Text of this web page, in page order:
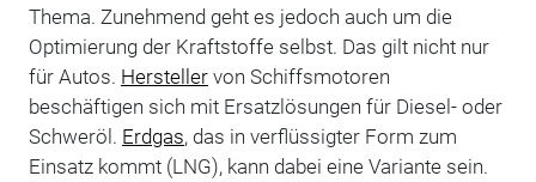
Thema. Zunehmend geht es jedoch auch um die
Optimierung der Kraftstoffe selbst. Das gilt nicht nur
für Autos. Herstellervon Schiffsmotoren
beschäftigen sich mit Ersatzlösungen für Diesel- oder
Schweröl. Erdgas, das in verflüssigter Form zum
Einsatz kommt (LNG), kann dabei eine Variante sein.